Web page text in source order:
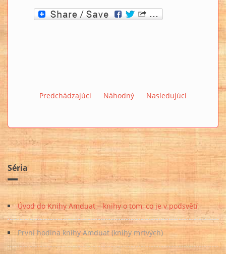
Predchádzajúci Náhodný Nasledujúci
Séria
Úvod do Knihy Amduat – knihy o tom, co je v podsvětí
První hodina knihy Amduat (knihy mrtvých)